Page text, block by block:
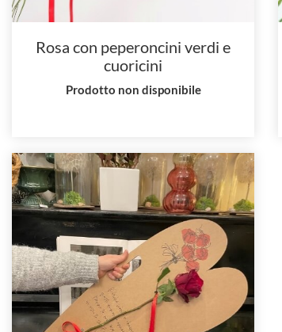
Rosa con peperoncini verdi e
cuoricini
Prodotto non disponibile